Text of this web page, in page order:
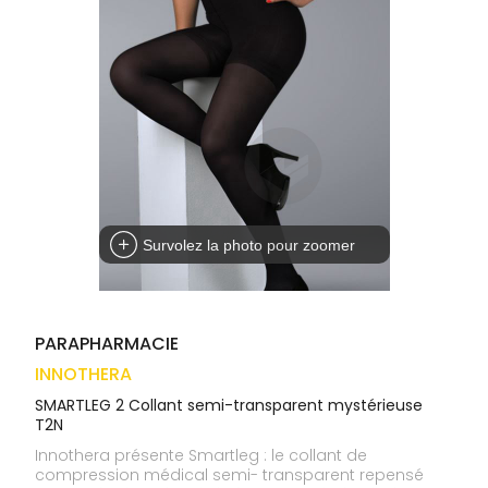
Homme
Visage
OUTILS
Survolez la photo pour zoomer
PARAPHARMACIE
INNOTHERA
SMARTLEG 2 Collant semi-transparent mystérieuse
T2N
Innothera présente Smartleg : le collant de
compression médical semi- transparent repensé